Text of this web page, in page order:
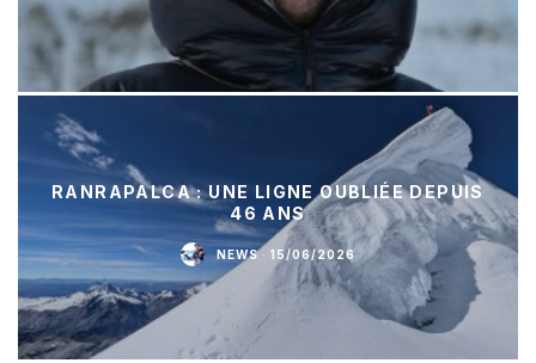
RANRAPALCA : UNE LIGNE OUBLIÉE DEPUIS
46 ANS
NEWS · 15/06/2026